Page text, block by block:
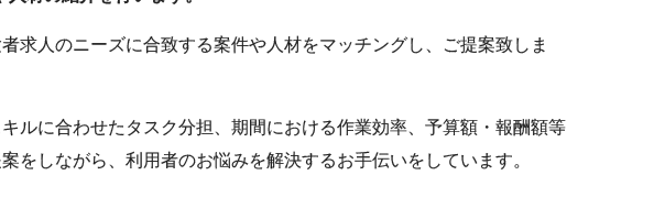
求人のニーズに合致する案件や人材をマッチングし、ご提案致しま
ルに合わせたタスク分担、期間における作業効率、予算額・報酬額等
をしながら、利用者のお悩みを解決するお手伝いをしています。